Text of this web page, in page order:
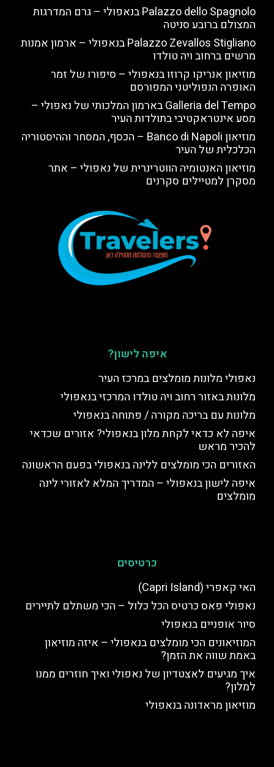
Palazzo dello Spagnolo בנאפולי – גרם המדרגות
המצולם ברובע סניטה
Palazzo Zevallos Stigliano בנאפולי – ארמון אמנות
מרשים ברחוב ויה טולדו
מוזיאון אנריקו קרוזו בנאפולי – סיפורו של זמר
האופרה הנפוליטני המפורסם
Galleria del Tempo בארמון המלכותי של נאפולי –
מסע אינטראקטיבי בתולדות העיר
מוזיאון Banco di Napoli – הכסף, המסחר וההיסטוריה
הכלכלית של העיר
מוזיאון האנטומיה הווטרינרית של נאפולי – אתר
מסקרן למטיילים סקרנים
איפה לישון?
נאפולי מלונות מומלצים במרכז העיר
מלונות באזור רחוב ויה טולדו המרכזי בנאפולי
מלונות עם בריכה מקורה / פתוחה בנאפולי
איפה לא כדאי לקחת מלון בנאפולי? אזורים שכדאי
להכיר מראש
האזורים הכי מומלצים ללינה בנאפולי בפעם הראשונה
איפה לישון בנאפולי – המדריך המלא לאזורי לינה
מומלצים
כרטיסים
האי קאפרי (Capri Island)
נאפולי פאס כרטיס הכל כלול – הכי משתלם לתיירים
סיור אופניים בנאפולי
המוזיאונים הכי מומלצים בנאפולי – איזה מוזיאון
באמת שווה את הזמן?
איך מגיעים לאצטדיון של נאפולי ואיך חוזרים ממנו
למלון?
מוזיאון מראדונה בנאפולי